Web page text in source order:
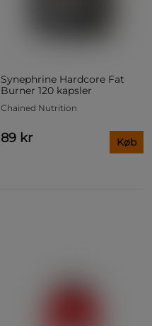
Synephrine Hardcore Fat
Burner 120 kapsler
Chained Nutrition
89 kr Køb